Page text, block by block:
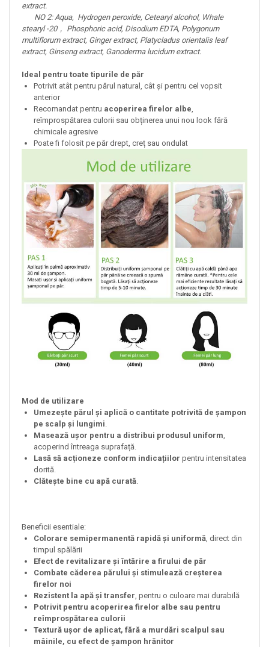
extract.
NO 2: Aqua, Hydrogen peroxide, Cetearyl alcohol, Whale
stearyl -20， Phosphoric acid, Disodium EDTA, Polygonum
multiflorum extract, Ginger extract, Platycladus orientalis leaf
extract, Ginseng extract, Ganoderma lucidum extract.
Ideal pentru toate tipurile de păr
Potrivit atât pentru părul natural, cât și pentru cel vopsit
anterior
Recomandat pentru acoperirea firelor albe,
reîmprospătarea culorii sau obținerea unui nou look fără
chimicale agresive
Poate fi folosit pe păr drept, creț sau ondulat
Mod de utilizare
Umezește părul și aplică o cantitate potrivită de șampon
pe scalp și lungimi.
Masează ușor pentru a distribui produsul uniform,
acoperind întreaga suprafață.
Lasă să acționeze conform indicațiilor pentru intensitatea
dorită.
Clătește bine cu apă curată.
Beneficii esentiale:
Colorare semipermanentă rapidă și uniformă, direct din
timpul spălării
Efect de revitalizare și întărire a firului de păr
Combate căderea părului și stimulează creșterea
firelor noi
Rezistent la apă și transfer, pentru o culoare mai durabilă
Potrivit pentru acoperirea firelor albe sau pentru
reîmprospătarea culorii
Textură ușor de aplicat, fără a murdări scalpul sau
mâinile, cu efect de șampon hrănitor